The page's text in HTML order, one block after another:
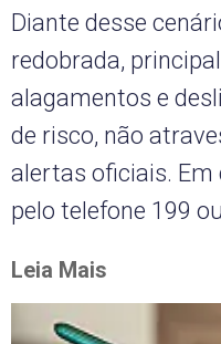
Diante desse
redobrada,
alagamentos e
de risco, não
alertas oficiais. Em
pelo telefone 199
Leia Mais